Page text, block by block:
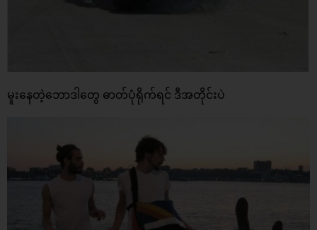
မူးနေတဲ့ဘောဒါတွေ ဓာတ်ပုံရိုက်ရင် ဒီအတိုင်းပဲ